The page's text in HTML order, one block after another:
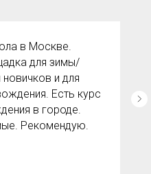
в Москве.
для зимы/
и для
Есть курс
в городе.
Рекомендую.